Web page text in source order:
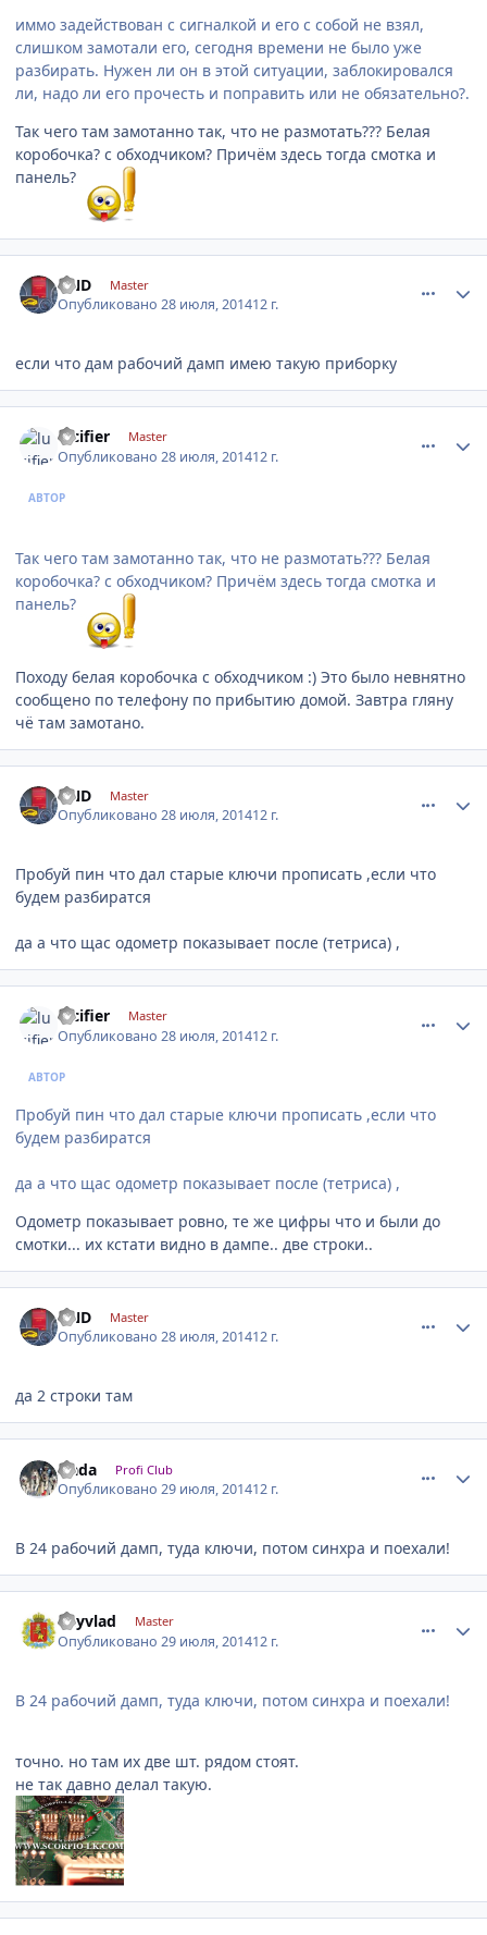
иммо задействован с сигналкой и его с собой не взял,
слишком замотали его, сегодня времени не было уже
разбирать. Нужен ли он в этой ситуации, заблокировался
ли, надо ли его прочесть и поправить или не обязательно?.
Так чего там замотанно так, что не размотать??? Белая
коробочка? с обходчиком? Причём здесь тогда смотка и
панель?
DND Master
Опубликовано28 июля, 201412 г.
если что дам рабочий дамп имею такую приборку
lucifier Master
Опубликовано28 июля, 201412 г.
АВТОР
Так чего там замотанно так, что не размотать??? Белая
коробочка? с обходчиком? Причём здесь тогда смотка и
панель?
Походу белая коробочка с обходчиком :) Это было невнятно
сообщено по телефону по прибытию домой. Завтра гляну
чё там замотано.
DND Master
Опубликовано28 июля, 201412 г.
Пробуй пин что дал старые ключи прописать ,если что
будем разбиратся
да а что щас одометр показывает после (тетриса) ,
lucifier Master
Опубликовано28 июля, 201412 г.
АВТОР
Пробуй пин что дал старые ключи прописать ,если что
будем разбиратся
да а что щас одометр показывает после (тетриса) ,
Одометр показывает ровно, те же цифры что и были до
смотки... их кстати видно в дампе.. две строки..
DND Master
Опубликовано28 июля, 201412 г.
да 2 строки там
slada Profi Club
Опубликовано29 июля, 201412 г.
В 24 рабочий дамп, туда ключи, потом синхра и поехали!
keyvlad Master
Опубликовано29 июля, 201412 г.
В 24 рабочий дамп, туда ключи, потом синхра и поехали!
точно. но там их две шт. рядом стоят.
не так давно делал такую.